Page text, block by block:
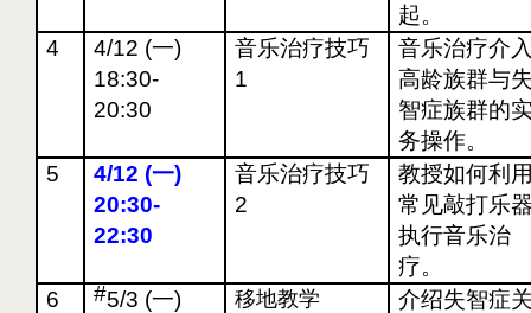
起。
4
4/12 (一)
18:30-
20:30
音乐治疗技巧
1
音乐治疗介
高龄族群与
智症族群的
务操作。
5
4/12 (一)
20:30-
22:30
音乐治疗技巧
2
教授如何利
常见敲打乐
执行音乐治
疗。
6
#5/3 (一)
移地教学
介绍失智症